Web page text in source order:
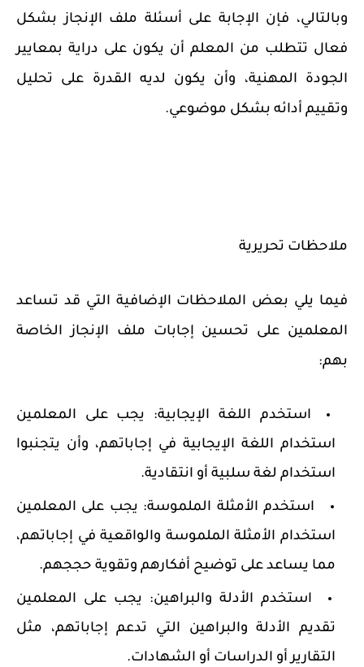
وبالتالي، فإن الإجابة على أسئلة ملف الإنجاز بشكل
فعال تتطلب من المعلم أن يكون على دراية بمعايير
الجودة المهنية، وأن يكون لديه القدرة على تحليل
وتقييم أدائه بشكل موضوعي.
ملاحظات تحريرية
فيما يلي بعض الملاحظات الإضافية التي قد تساعد
المعلمين على تحسين إجابات ملف الإنجاز الخاصة
بهم:
استخدم اللغة الإيجابية: يجب على المعلمين
استخدام اللغة الإيجابية في إجاباتهم، وأن يتجنبوا
استخدام لغة سلبية أو انتقادية.
استخدم الأمثلة الملموسة: يجب على المعلمين
استخدام الأمثلة الملموسة والواقعية في إجاباتهم،
مما يساعد على توضيح أفكارهم وتقوية حججهم.
استخدم الأدلة والبراهين: يجب على المعلمين
تقديم الأدلة والبراهين التي تدعم إجاباتهم، مثل
التقارير أو الدراسات أو الشهادات.